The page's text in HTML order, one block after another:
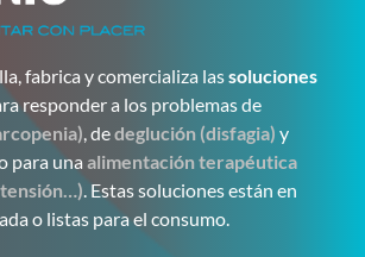
fabrica y comercializa lassoluciones
responder a los problemas de
, dedeglución (disfagia) y
para una alimentación terapéutica
. Estas soluciones están en
o listas para el consumo.